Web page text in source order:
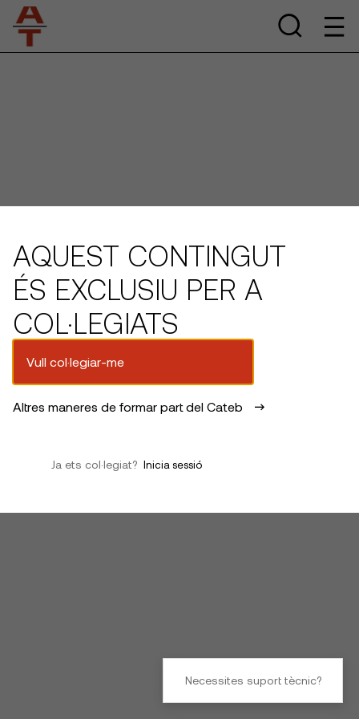
AQUEST CONTINGUT
ÉS EXCLUSIU PER A
COL·LEGIATS
Vull col·legiar-me
Altres maneres de formar part del Cateb
Ja ets col·legiat? Inicia sessió
Necessites suport tècnic?